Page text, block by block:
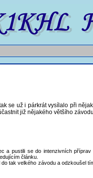
se už i párkrát vysílalo při
již nějakého většího
a pustili se do intenzivních
článku.
tak velkého závodu a odzkoušel